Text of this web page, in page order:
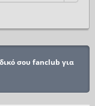
σου fanclub για